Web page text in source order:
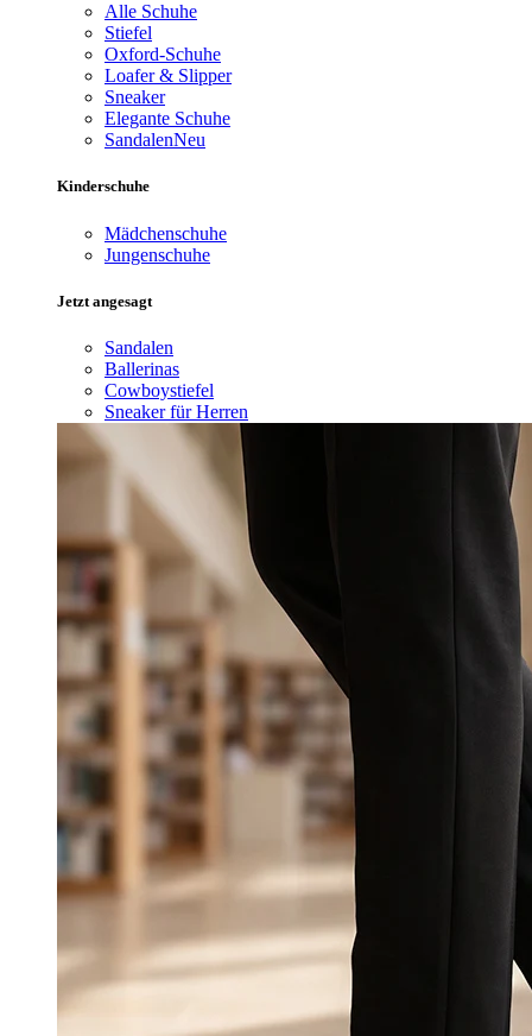
Alle Schuhe
Stiefel
Oxford-Schuhe
Loafer & Slipper
Sneaker
Elegante Schuhe
SandalenNeu
Kinderschuhe
Mädchenschuhe
Jungenschuhe
Jetzt angesagt
Sandalen
Ballerinas
Cowboystiefel
Sneaker für Herren